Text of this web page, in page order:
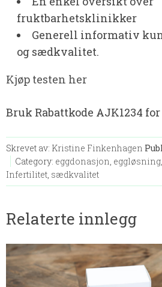
fruktbarhetsklinikker
Generell informativ
og sædkvalitet.
Kjøp testen her
Bruk Rabattkode AJK1234 for
Skrevet av: Kristine Finkenhagen
Category: eggdonasjon, eggløsning,
Infertilitet, sædkvalitet
Relaterte innlegg